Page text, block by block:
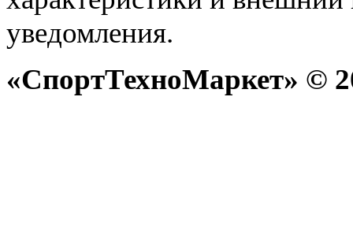
уведомления.
«СпортТехноМаркет» ©